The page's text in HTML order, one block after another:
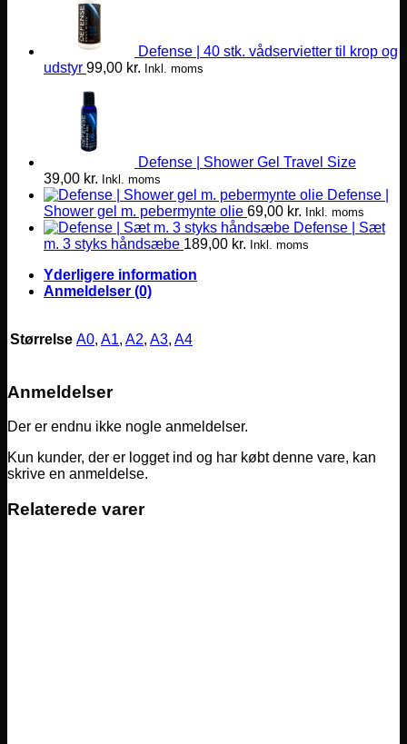
Defense | 40 stk. vådservietter til krop og
udstyr 99,00 kr. Inkl. moms
Defense | Shower Gel Travel Size
39,00 kr. Inkl. moms
Defense |
Shower gel m. pebermynte olie 69,00 kr. Inkl. moms
Defense | Sæt
m. 3 styks håndsæbe 189,00 kr. Inkl. moms
Yderligere information
Anmeldelser (0)
Størrelse A0, A1, A2, A3, A4
Anmeldelser
Der er endnu ikke nogle anmeldelser.
Kun kunder, der er logget ind og har købt denne vare, kan
skrive en anmeldelse.
Relaterede varer